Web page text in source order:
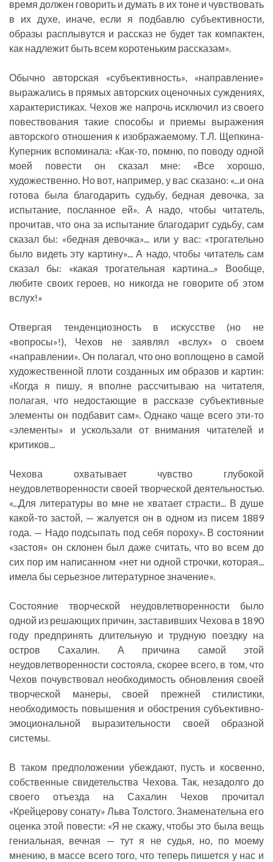
время должен говорить и думать в их тоне и чувствовать
в их духе, иначе, если я подбавлю субъективности,
образы расплывутся и рассказ не будет так компактен,
как надлежит быть всем коротеньким рассказам».
Обычно авторская «субъективность», «направление»
выражались в прямых авторских оценочных суждениях,
характеристиках. Чехов же напрочь исключил из своего
повествования такие способы и приемы выражения
авторского отношения к изображаемому. Т.Л. Щепкина-
Куперник вспоминала: «Как-то, помню, по поводу одной
моей повести он сказал мне: «Все хорошо,
художественно. Но вот, например, у вас сказано: «...и она
готова была благодарить судьбу, бедная девочка, за
испытание, посланное ей». А надо, чтобы читатель,
прочитав, что она за испытание благодарит судьбу, сам
сказал бы: «бедная девочка»... или у вас: «трогательно
было видеть эту картину»... А надо, чтобы читатель сам
сказал бы: «какая трогательная картина...» Вообще,
любите своих героев, но никогда не говорите об этом
вслух!»
Отвергая тенденциозность в искусстве (но не
«вопросы»!), Чехов не заявлял «вслух» о своем
«направлении». Он полагал, что оно воплощено в самой
художественной плоти созданных им образов и картин:
«Когда я пишу, я вполне рассчитываю на читателя,
полагая, что недостающие в рассказе субъективные
элементы он подбавит сам». Однако чаще всего эти-то
«элементы» и ускользали от внимания читателей и
критиков...
Чехова охватывает чувство глубокой
неудовлетворенности своей творческой деятельностью.
«...Для литературы во мне не хватает страсти... В душе
какой-то застой, — жалуется он в одном из писем 1889
года. — Надо подсыпать под себя пороху». В состоянии
«застоя» он склонен был даже считать, что во всем до
сих пор им написанном «нет ни одной строчки, которая...
имела бы серьезное литературное значение».
Состояние творческой неудовлетворенности было
одной из решающих причин, заставивших Чехова в 1890
году предпринять длительную и трудную поездку на
остров Сахалин. А причина самой этой
неудовлетворенности состояла, скорее всего, в том, что
Чехов почувствовал необходимость обновления своей
творческой манеры, своей прежней стилистики,
необходимость повышения и обострения субъективно-
эмоциональной выразительности своей образной
системы.
В таком предположении убеждают, пусть и косвенно,
собственные свидетельства Чехова. Так, незадолго до
своего отъезда на Сахалин Чехов прочитал
«Крейцерову сонату» Льва Толстого. Знаменательна его
оценка этой повести: «Я не скажу, чтобы это была вещь
гениальная, вечная — тут я не судья, но, по моему
мнению, в массе всего того, что теперь пишется у нас и